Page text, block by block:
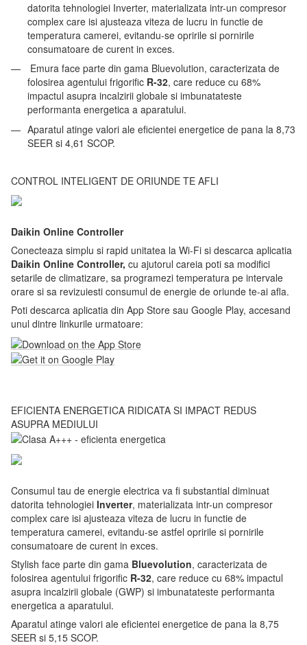
datorita tehnologiei Inverter, materializata intr-un compresor
complex care isi ajusteaza viteza de lucru in functie de
temperatura camerei, evitandu-se opririle si pornirile
consumatoare de curent in exces.
Emura face parte din gama Bluevolution, caracterizata de
folosirea agentului frigorific R-32, care reduce cu 68%
impactul asupra incalzirii globale si imbunatateste
performanta energetica a aparatului.
Aparatul atinge valori ale eficientei energetice de pana la 8,73
SEER si 4,61 SCOP.
CONTROL INTELIGENT DE ORIUNDE TE AFLI
Daikin Online Controller
Conecteaza simplu si rapid unitatea la Wi-Fi si descarca aplicatia
Daikin Online Controller, cu ajutorul careia poti sa modifici
setarile de climatizare, sa programezi temperatura pe intervale
orare si sa revizuiesti consumul de energie de oriunde te-ai afla.
Poti descarca aplicatia din App Store sau Google Play, accesand
unul dintre linkurile urmatoare:
EFICIENTA ENERGETICA RIDICATA SI IMPACT REDUS
ASUPRA MEDIULUI
Consumul tau de energie electrica va fi substantial diminuat
datorita tehnologiei Inverter, materializata intr-un compresor
complex care isi ajusteaza viteza de lucru in functie de
temperatura camerei, evitandu-se astfel opririle si pornirile
consumatoare de curent in exces.
Stylish face parte din gama Bluevolution, caracterizata de
folosirea agentului frigorific R-32, care reduce cu 68% impactul
asupra incalzirii globale (GWP) si imbunatateste performanta
energetica a aparatului.
Aparatul atinge valori ale eficientei energetice de pana la 8,75
SEER si 5,15 SCOP.